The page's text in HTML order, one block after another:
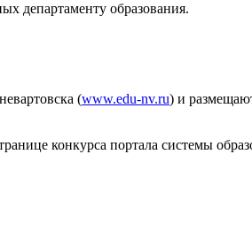
департаменту образования.
(www.edu-nv.ru) и
конкурса портала системы